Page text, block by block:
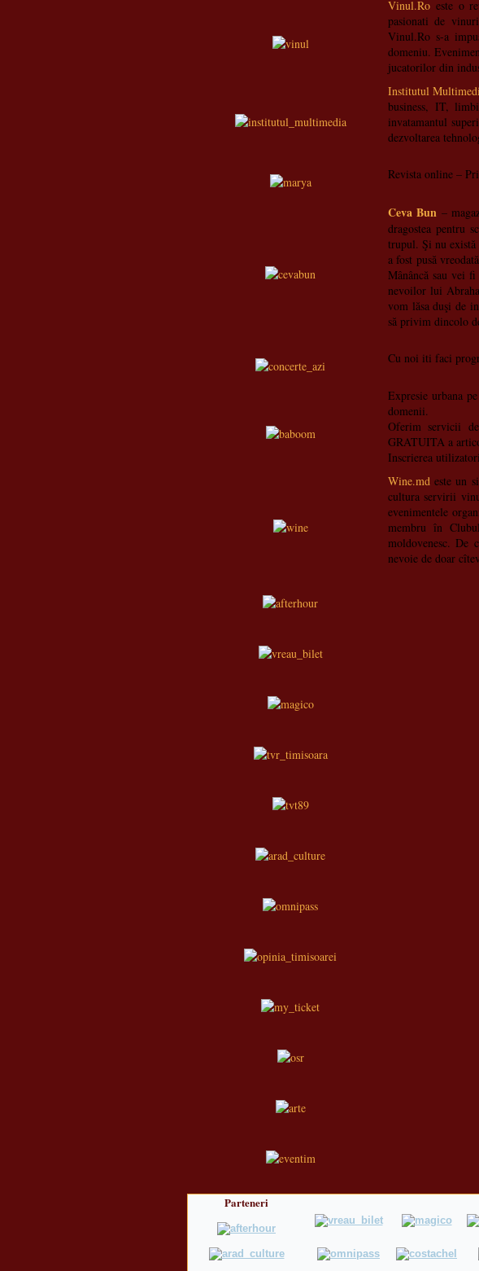
Vinul.Ro este o
pasionati de
Vinul.Ro s-a
domeniu.
jucatorilor din
Institutul
business, IT,
invatamantul
dezvoltarea
Revista online –
Ceva Bun –
dragostea pentru
trupul. Şi nu există
a fost pusă
Mânâncă sau vei
nevoilor lui
vom lăsa duşi de
să privim dincolo
Cu noi iti faci
Expresie urbana
domenii.
Oferim servicii
GRATUITA a
Inscrierea
Wine.md este un
cultura servirii
evenimentele
membru în
moldovenesc.
nevoie de doar
Parteneri